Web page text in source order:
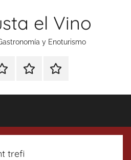
el Vino
y Enoturismo
RankingContacto
trefi